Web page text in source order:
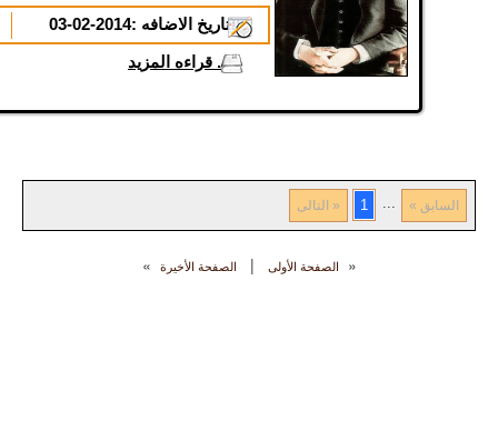
تاريخ الاضافه :2014-02-03
قراءه المزيد ...
« السابق ...
1 التالى »
« الصفحة الأولى | الصفحة الأخيرة »